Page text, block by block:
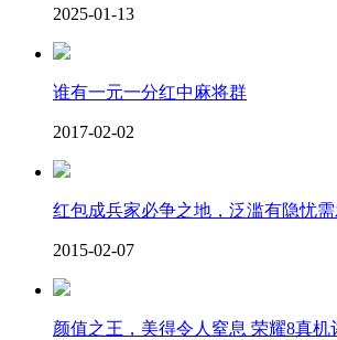
2025-01-13
谁有一元一分红中麻将群
2017-02-02
红包成兵家必争之地，泛滥有隐忧
2015-02-07
颜值之王，美得令人窒息 荣耀8真机